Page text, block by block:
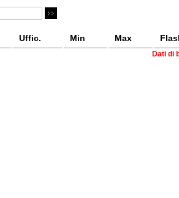
Uffic. Min Max
Dati di